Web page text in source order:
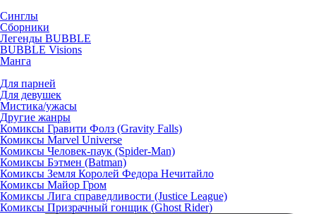
Синглы
Сборники
Легенды BUBBLE
BUBBLE Visions
Манга
Для парней
Для девушек
Мистика/ужасы
Другие жанры
Комиксы Гравити Фолз (Gravity Falls)
Комиксы Marvel Universe
Комиксы Человек-паук (Spider-Man)
Комиксы Бэтмен (Batman)
Комиксы Земля Королей Федора Нечитайло
Комиксы Майор Гром
Комиксы Лига справедливости (Justice League)
Комиксы Призрачный гонщик (Ghost Rider)